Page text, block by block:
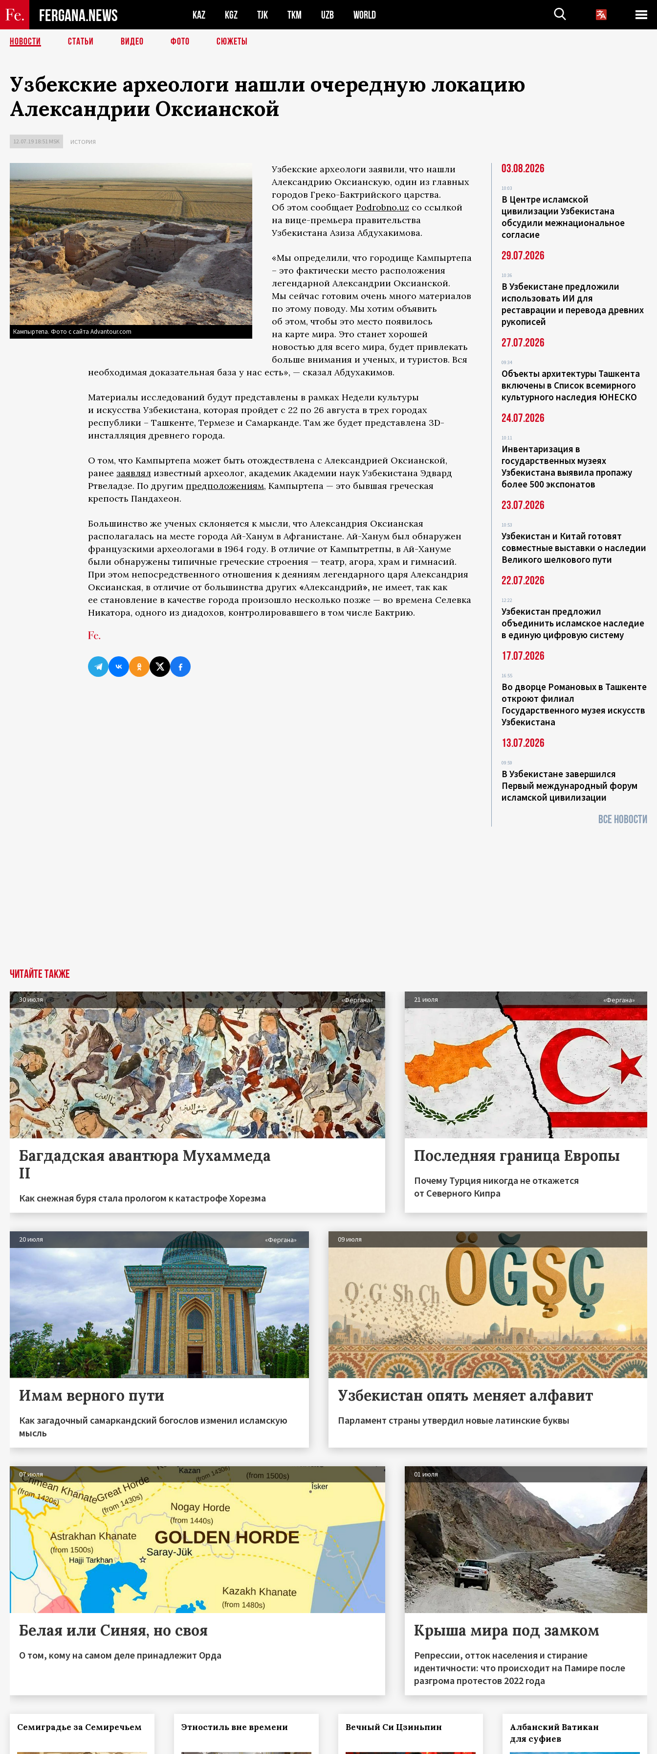
FERGANA.NEWS KAZ KGZ TJK TKM UZB WORLD
НОВОСТИ СТАТЬИ ВИДЕО ФОТО СЮЖЕТЫ
Узбекские археологи нашли очередную локацию
Александрии Оксианской
12.07.19 18:51 MSK ИСТОРИЯ
Кампыртепа. Фото с сайта Advantour.com
Узбекские археологи заявили, что нашли
Александрию Оксианскую, один из главных
городов Греко-Бактрийского царства.
Об этом сообщает Podrobno.uz со ссылкой
на вице-премьера правительства
Узбекистана Азиза Абдухакимова.
«Мы определили, что городище Кампыртепа
– это фактически место расположения
легендарной Александрии Оксианской.
Мы сейчас готовим очень много материалов
по этому поводу. Мы хотим объявить
об этом, чтобы это место появилось
на карте мира. Это станет хорошей
новостью для всего мира, будет привлекать
больше внимания и ученых, и туристов. Вся
необходимая доказательная база у нас есть», — сказал Абдухакимов.
Материалы исследований будут представлены в рамках Недели культуры
и искусства Узбекистана, которая пройдет с 22 по 26 августа в трех городах
республики – Ташкенте, Термезе и Самарканде. Там же будет представлена 3D-
инсталляция древнего города.
О том, что Кампыртепа может быть отождествлена с Александрией Оксианской,
ранее заявлял известный археолог, академик Академии наук Узбекистана Эдвард
Ртвеладзе. По другим предположениям, Кампыртепа — это бывшая греческая
крепость Пандахеон.
Большинство же ученых склоняется к мысли, что Александрия Оксианская
располагалась на месте города Ай-Ханум в Афганистане. Ай-Ханум был обнаружен
французскими археологами в 1964 году. В отличие от Кампытретпы, в Ай-Хануме
были обнаружены типичные греческие строения — театр, агора, храм и гимнасий.
При этом непосредственного отношения к деяниям легендарного царя Александрия
Оксианская, в отличие от большинства других «Александрий», не имеет, так как
ее становление в качестве города произошло несколько позже — во времена Селевка
Никатора, одного из диадохов, контролировавшего в том числе Бактрию.
03.08.2026
10:03
В Центре исламской
цивилизации Узбекистана
обсудили межнациональное
согласие
29.07.2026
10:36
В Узбекистане предложили
использовать ИИ для
реставрации и перевода древних
рукописей
27.07.2026
09:34
Объекты архитектуры Ташкента
включены в Список всемирного
культурного наследия ЮНЕСКО
24.07.2026
10:11
Инвентаризация в
государственных музеях
Узбекистана выявила пропажу
более 500 экспонатов
23.07.2026
10:53
Узбекистан и Китай готовят
совместные выставки о наследии
Великого шелкового пути
22.07.2026
12:22
Узбекистан предложил
объединить исламское наследие
в единую цифровую систему
17.07.2026
16:55
Во дворце Романовых в Ташкенте
откроют филиал
Государственного музея искусств
Узбекистана
13.07.2026
09:59
В Узбекистане завершился
Первый международный форум
исламской цивилизации
ВСЕ НОВОСТИ
Читайте также
30 июля «Фергана»
Багдадская авантюра Мухаммеда
II
Как снежная буря стала прологом к катастрофе Хорезма
21 июля «Фергана»
Последняя граница Европы
Почему Турция никогда не откажется
от Северного Кипра
20 июля «Фергана»
Имам верного пути
Как загадочный самаркандский богослов изменил исламскую
мысль
09 июля
Узбекистан опять меняет алфавит
Парламент страны утвердил новые латинские буквы
07 июля
Белая или Синяя, но своя
О том, кому на самом деле принадлежит Орда
01 июля
Крыша мира под замком
Репрессии, отток населения и стирание
идентичности: что происходит на Памире после
разгрома протестов 2022 года
Семиградье за Семиречьем Этностиль вне времени Вечный Си Цзиньпин
Албанский Ватикан
для суфиев